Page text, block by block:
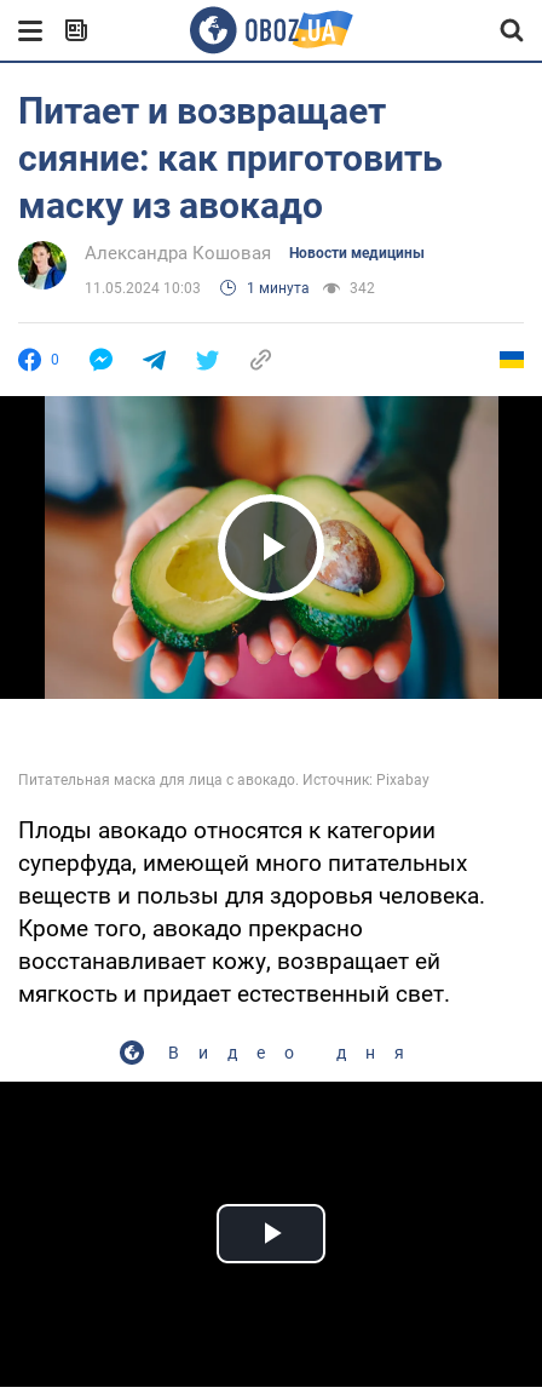
Питает и возвращает
сияние: как приготовить
маску из авокадо
Александра Кошовая Новости медицины
11.05.2024 10:03 1 минута 342
0
Play Video
Плоды авокадо относятся к категории
суперфуда, имеющей много питательных
веществ и пользы для здоровья человека.
Кроме того, авокадо прекрасно
восстанавливает кожу, возвращает ей
мягкость и придает естественный свет.
Видео дня
Play Video